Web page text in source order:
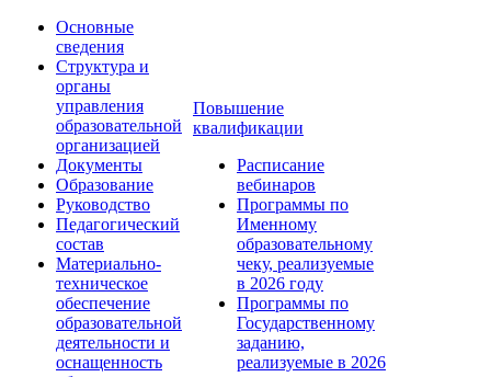
Основные
сведения
Структура и
органы
управления
образовательной
организацией
Документы
Образование
Руководство
Педагогический
состав
Материально-
техническое
обеспечение
образовательной
деятельности и
оснащенность
Повышение
квалификации
Расписание
вебинаров
Программы по
Именному
образовательному
чеку, реализуемые
в 2026 году
Программы по
Государственному
заданию,
реализуемые в 2026